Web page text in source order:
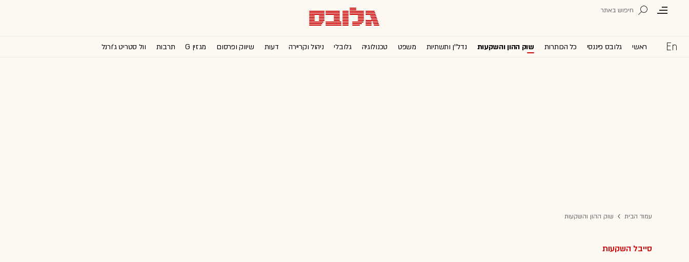
ראשי גלובס פיננסי כל הכותרות שוק ההון והשקעות נדל''ן ותשתיות משפט טכנולוגיה גלובלי ניהול וקריירה דעות שיווק ופרסום מגזין G תרבות וול סטריט ג'ורנל
עמוד הבית שוק ההון והשקעות
סייבל השקעות